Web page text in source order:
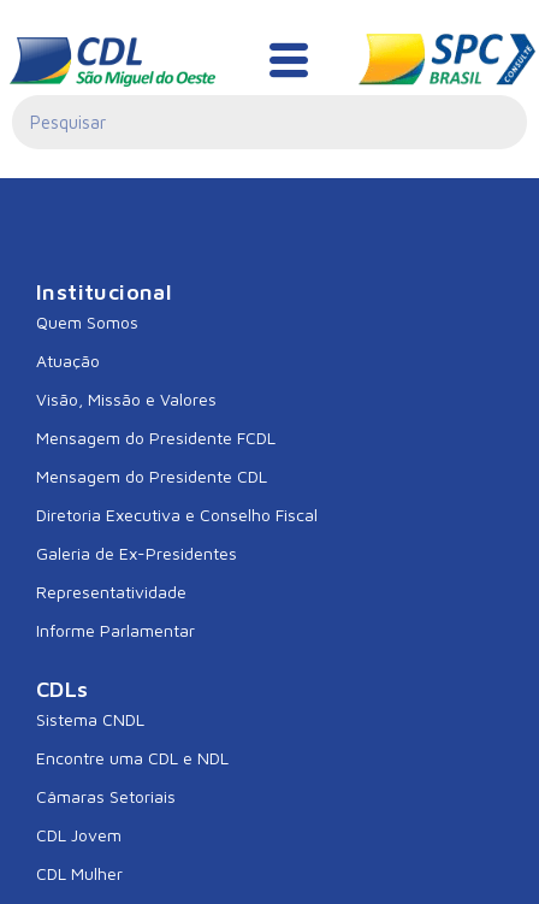
CDL BALNEARIO
ARROIO DO SILVA
Institucional
Quem Somos
Atuação
Visão, Missão e Valores
Mensagem do Presidente FCDL
Mensagem do Presidente CDL
Diretoria Executiva e Conselho Fiscal
Galeria de Ex-Presidentes
Representatividade
Informe Parlamentar
CDLs
Sistema CNDL
Encontre uma CDL e NDL
Câmaras Setoriais
CDL Jovem
CDL Mulher